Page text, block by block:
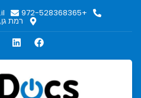
+972-528368365
רמת גן,